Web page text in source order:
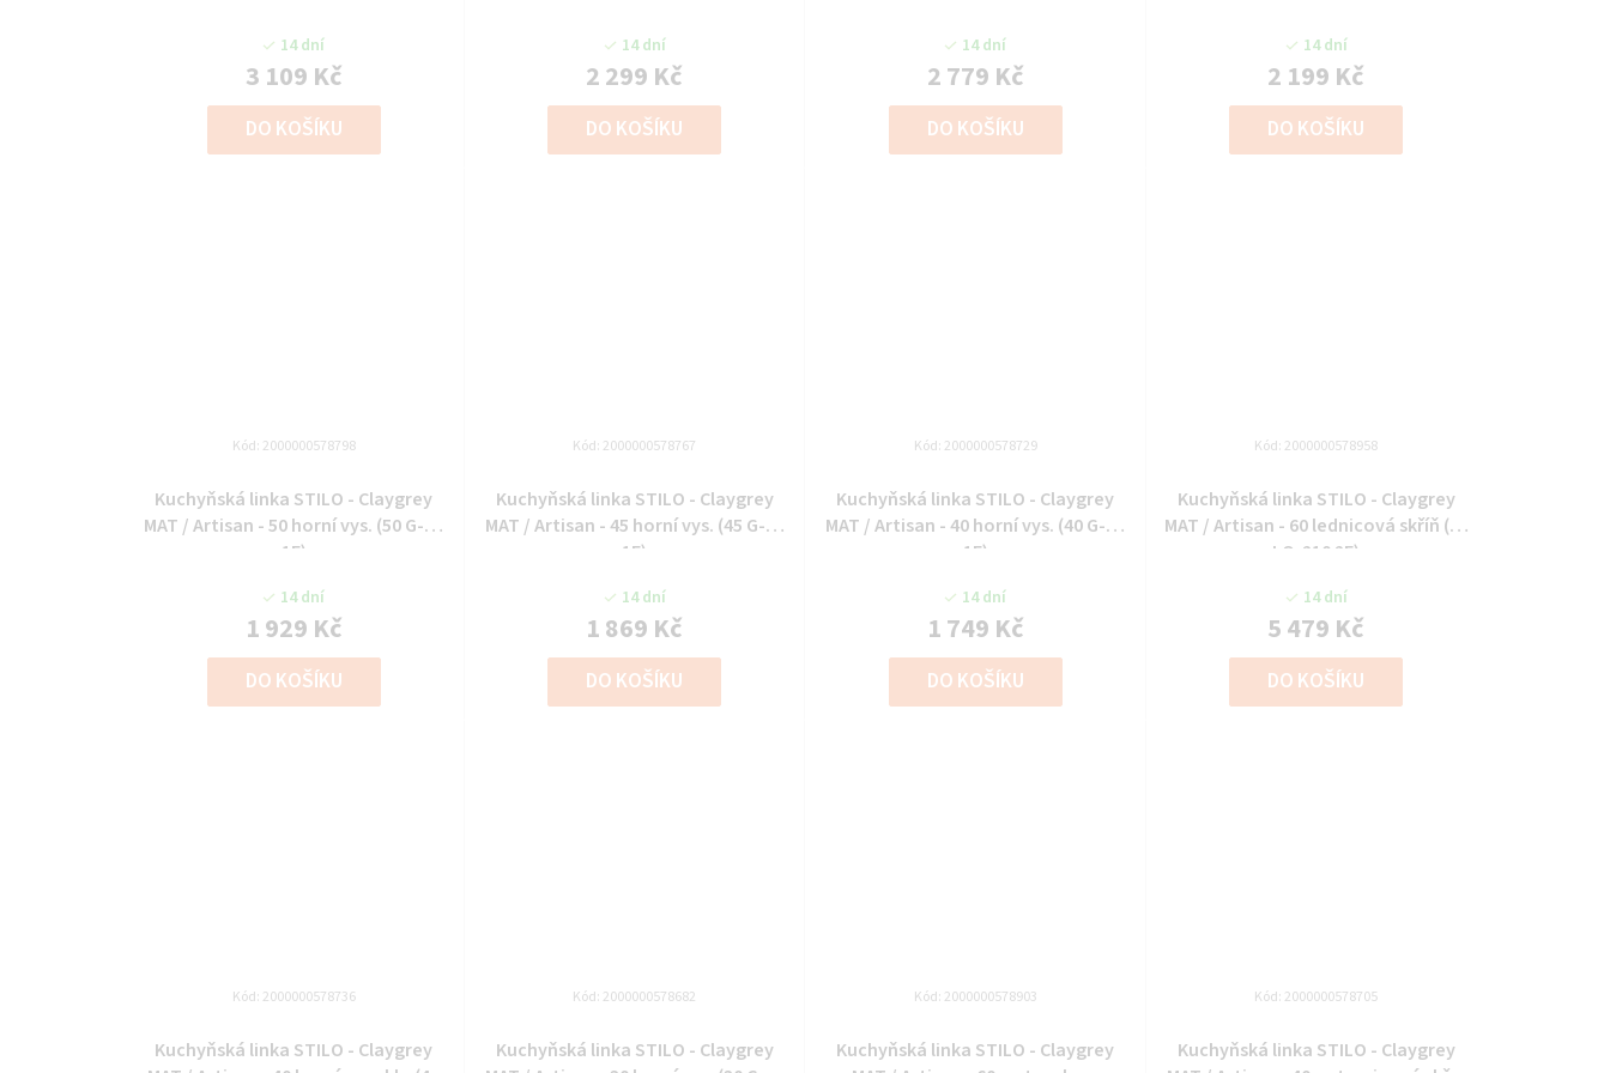
14 dní
3 109 Kč
DO KOŠÍKU
14 dní
2 299 Kč
DO KOŠÍKU
14 dní
2 779 Kč
DO KOŠÍKU
14 dní
2 199 Kč
DO KOŠÍKU
Kuchyňská linka STILO - Claygrey
MAT / Artisan - 50 horní vys. (50 G-90
1F)
14 dní
1 929 Kč
DO KOŠÍKU
Kód: 2000000578798
Kuchyňská linka STILO - Claygrey
MAT / Artisan - 45 horní vys. (45 G-90
1F)
14 dní
1 869 Kč
DO KOŠÍKU
Kód: 2000000578767
Kuchyňská linka STILO - Claygrey
MAT / Artisan - 40 horní vys. (40 G-90
1F)
14 dní
1 749 Kč
DO KOŠÍKU
Kód: 2000000578729
Kuchyňská linka STILO - Claygrey
MAT / Artisan - 60 lednicová skříň (60
LO-210 2F)
14 dní
5 479 Kč
DO KOŠÍKU
Kód: 2000000578958
Kuchyňská linka STILO - Claygrey
Kód: 2000000578736
Kuchyňská linka STILO - Claygrey
Kód: 2000000578682
Kuchyňská linka STILO - Claygrey
Kód: 2000000578903
Kuchyňská linka STILO - Claygrey
Kód: 2000000578705